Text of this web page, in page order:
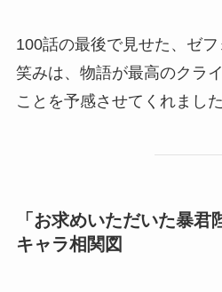
100話の最後で見せた、ゼ
笑みは、物語が最高のクラ
ことを予感させてくれました
「お求めいただいた暴
キャラ相関図